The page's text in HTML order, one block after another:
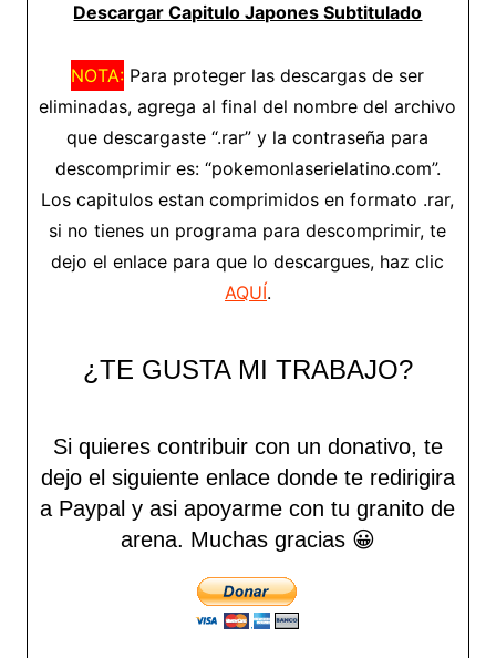
Descargar Capitulo Japones Subtitulado
NOTA: Para proteger las descargas de ser
eliminadas, agrega al final del nombre del archivo
que descargaste “.rar” y la contraseña para
descomprimir es: “pokemonlaserielatino.com”.
Los capitulos estan comprimidos en formato .rar,
si no tienes un programa para descomprimir, te
dejo el enlace para que lo descargues, haz clic
AQUÍ.
¿TE GUSTA MI TRABAJO?
Si quieres contribuir con un donativo, te
dejo el siguiente enlace donde te redirigira
a Paypal y asi apoyarme con tu granito de
arena. Muchas gracias 😀